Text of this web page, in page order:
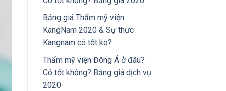
Bảng giá Thẩm mỹ viện
KangNam 2020 & Sự thực
Kangnam có tốt ko?
Thẩm mỹ viện Đông Á ở đâu?
Có tốt không? Bảng giá dịch vụ
2020